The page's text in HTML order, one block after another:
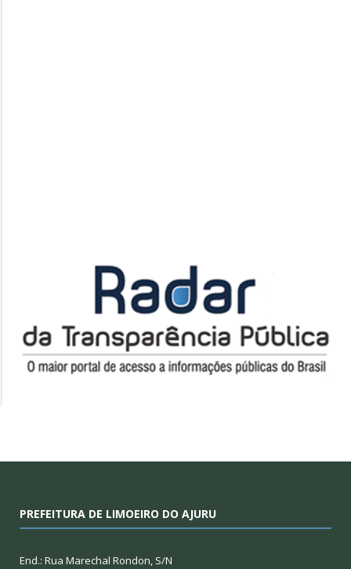
PREFEITURA DE LIMOEIRO DO AJURU
End.: Rua Marechal Rondon, S/N